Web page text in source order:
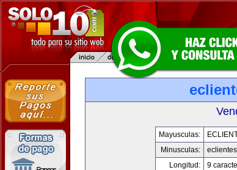
Mayusculas:
Minusculas:
Longitud:
9